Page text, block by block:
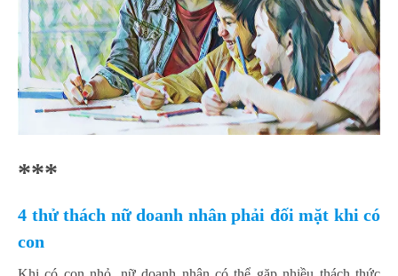
***
4 thử thách nữ doanh nhân phải đối mặt khi có
con